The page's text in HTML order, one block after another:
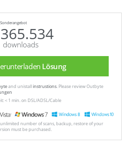
Sonderangebot
downloads
Lösung
and unistallinstrustions. Please review Outbyte
< 1 min. on DSL/ADSL/Cable
number of scans, backup, restore of your
must be purchased.